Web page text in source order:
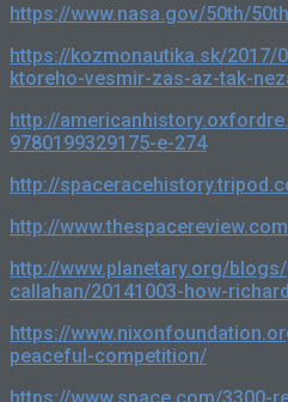
https://www.nasa.gov/50th/
https://kozmonautika.sk/2017/
ktoreho-vesmir-zas-az-tak-
http://
9780199329175-e-274
http://
http://
http://www.planetary.org/
callahan/20141003-how-
https://
peaceful-competition/